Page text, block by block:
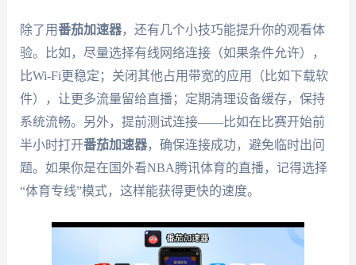
除了用番茄加速器，还有几个小技巧能提升你的观看体
验。比如，尽量选择有线网络连接（如果条件允许），
比Wi-Fi更稳定；关闭其他占用带宽的应用（比如下载软
件），让更多流量留给直播；定期清理设备缓存，保持
系统流畅。另外，提前测试连接——比如在比赛开始前
半小时打开番茄加速器，确保连接成功，避免临时出问
题。如果你是在国外看NBA腾讯体育的直播，记得选择
“体育专线”模式，这样能获得更快的速度。